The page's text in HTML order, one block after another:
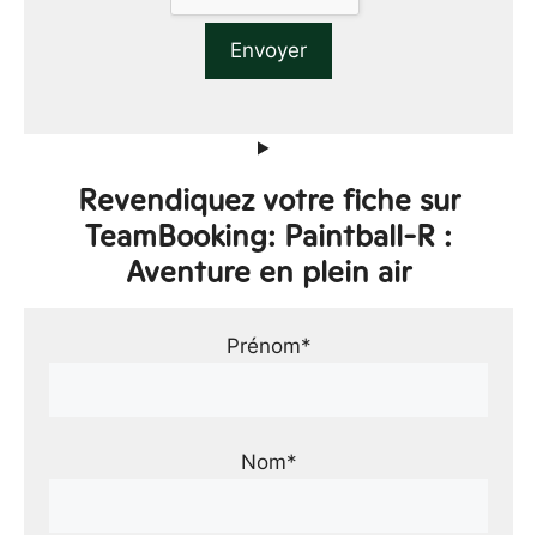
Revendiquez votre fiche sur
TeamBooking: Paintball-R :
Aventure en plein air
Prénom*
Nom*